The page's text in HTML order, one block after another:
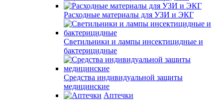
Расходные материалы для УЗИ и ЭКГ
Светильники и лампы инсектицидные и
бактерицидные
Средства индивидуальной защиты
медицинские
Аптечки